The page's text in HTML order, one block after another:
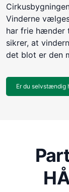
Vinderne
har frie hænder
sikrer, at
det blot er den
Er du selvstændig